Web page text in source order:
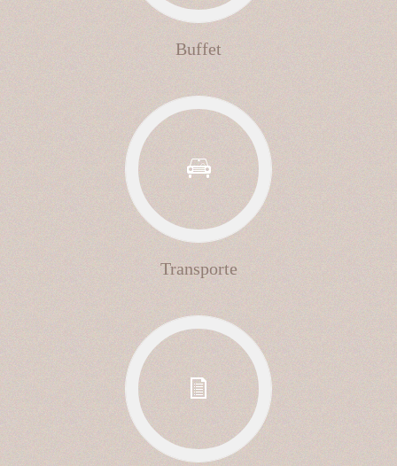
Buffet
Transporte